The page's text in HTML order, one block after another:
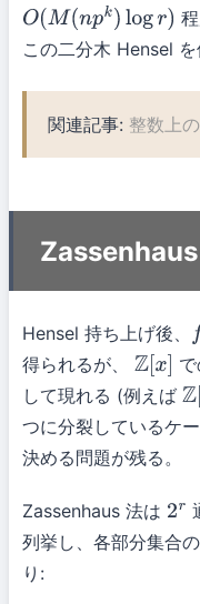
O(M(npk)logr)
この二分木 Hensel を
関連記事:整数上
Hensel 持ち上げ後、 f
得られるが、 Z[x]
して現れる (例えば Z[
つに分裂しているケ
決める問題が残る。
Zassenhaus 法は 2r
列挙し、各部分集合
り: